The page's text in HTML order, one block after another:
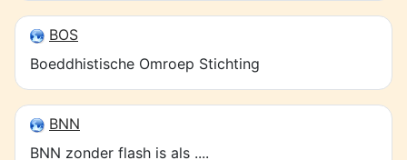
BOS
Boeddhistische Omroep Stichting
BNN
BNN zonder flash is als ....